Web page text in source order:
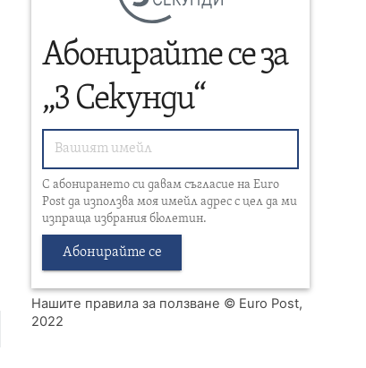
Абонирайте се за
„3 Секунди“
С абонирането си давам съгласие на Euro
Post да използва моя имейл адрес с цел да ми
изпраща избрания бюлетин.
Абонирайте се
Нашите правила за ползване © Euro Post,
2022